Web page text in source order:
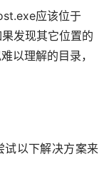
应该位于
发现其它位置的
以理解的目录，
以下解决方案来